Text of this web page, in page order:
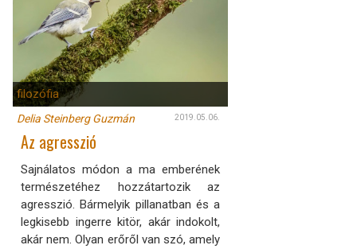
filozófia
Delia Steinberg Guzmán 2019.05.06.
Az agresszió
Sajnálatos módon a ma emberének
természetéhez hozzátartozik az
agresszió. Bármelyik pillanatban és a
legkisebb ingerre kitör, akár indokolt,
akár nem. Olyan erőről van szó, amely